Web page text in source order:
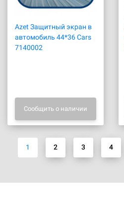
Azet Защитный экран в
автомобиль 44*36 Cars
7140002
Сообщить о наличии
1 2 3 4